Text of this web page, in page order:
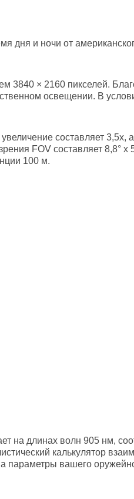
дня и ночи от
3840 × 2160 пикселей.
освещении. В
составляет 3,5х,
FOV составляет 8,8° х
100 м.
на длинах волн 905 нм,
калькулятор
параметры вашего